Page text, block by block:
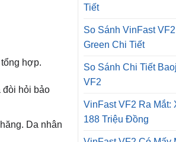
hợp.
đòi hỏi bảo
Da nhân
Tiết
So Sánh VinFast
Green Chi Tiết
So Sánh Chi Tiết
VF2
VinFast VF2 Ra
188 Triệu Đồng